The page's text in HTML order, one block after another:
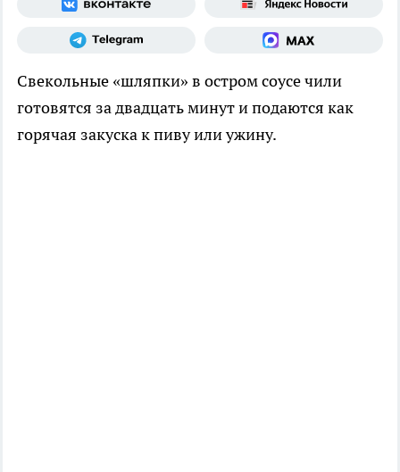
Свекольные «шляпки» в остром соусе чили
готовятся за двадцать минут и подаются как
горячая закуска к пиву или ужину.